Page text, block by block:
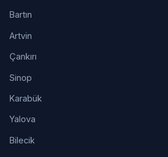
Bartın
Artvin
Çankırı
Sinop
Karabük
Yalova
Bilecik